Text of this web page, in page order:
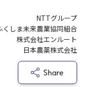
NTTグループ
くしま未来農業協同組合
株式会社エンルート
日本農薬株式会社
Share